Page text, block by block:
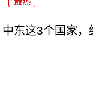
东这3个国家，